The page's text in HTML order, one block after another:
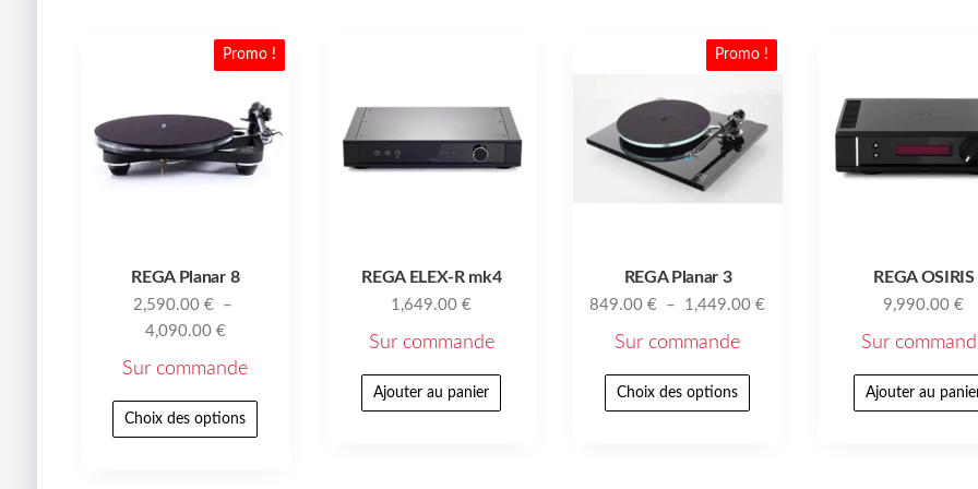
Promo !
REGA Planar 8
2,590.00€ –
4,090.00 €
Sur commande
Choix des options
REGA ELEX-R mk4
1,649.00€
Sur commande
Ajouter au panier
Promo !
REGA Planar 3
849.00€ – 1,449.00€
Sur commande
Choix des options
REGA OSIRIS
9,990.00€
Sur
Ajouter au